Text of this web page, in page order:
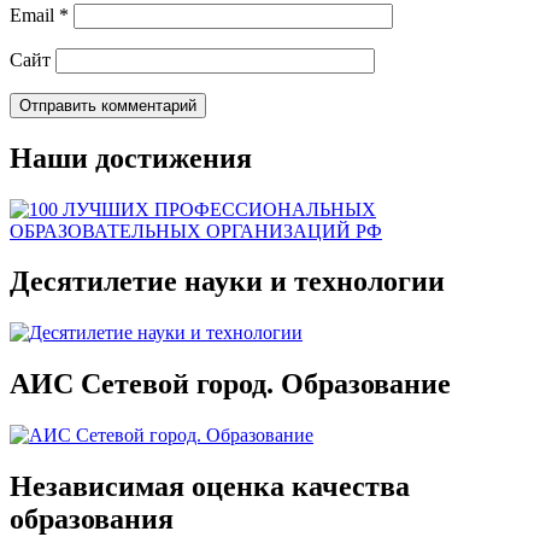
Email *
Сайт
Наши достижения
Десятилетие науки и технологии
АИС Сетевой город. Образование
Независимая оценка качества
образования